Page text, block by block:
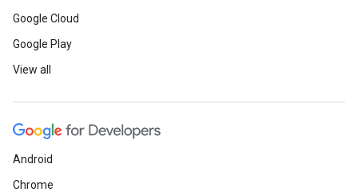
Google Cloud
Google Play
View all
Android
Chrome